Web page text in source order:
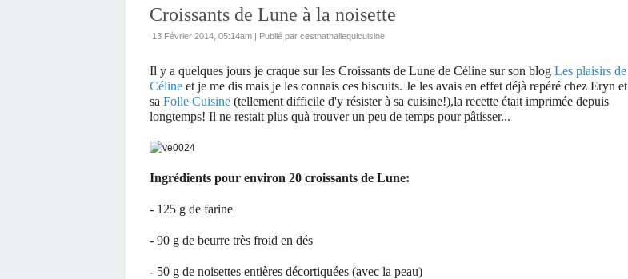
Croissants de Lune à la noisette
13 Février 2014, 05:14am | Publié par cestnathaliequicuisine
Il y a quelques jours je craque sur les Croissants de Lune de Céline sur son blog Les plaisirs de
Céline et je me dis mais je les connais ces biscuits. Je les avais en effet déjà repéré chez Eryn et
sa Folle Cuisine (tellement difficile d'y résister à sa cuisine!),la recette était imprimée depuis
longtemps! Il ne restait plus quà trouver un peu de temps pour pâtisser...
Ingrédients pour environ 20 croissants de Lune:
- 125 g de farine
- 90 g de beurre très froid en dés
- 50 g de noisettes entières décortiquées (avec la peau)